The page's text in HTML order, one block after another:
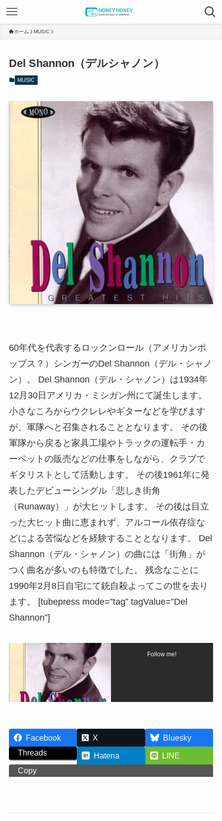
ホーム MUSIC
Del Shannon（デルシャノン）
MUSIC
60年代を代表するロックンロール（アメリカンポ
ップス？）シンガーのDel Shannon（デル・シャノ
ン）。 Del Shannon（デル・シャノン）は1934年
12月30日アメリカ・ミシガン州にて誕生します。
小さなころからウクレレやギターなどを学びます
が、軍隊へと召集されることとなります。 その後
軍隊から戻ると家具工場やトラックの運転手・カ
ーペットの販売などの仕事をしながら、クラブで
ギタリストとして活動します。 その後1961年に発
表したデビューシングル「悲しき街角
（Runaway）」が大ヒットします。 その後は目立
った大ヒット曲に恵まれず、アルコール依存症な
どによる苦悩などを経験することとなります。 Del
Shannon（デル・シャノン）の曲には「街角」が
つく曲名が多いのも特徴でした。 残念なことに
1990年2月8日自宅にて銃自殺よってこの世を去り
ます。 [tubepress mode=”tag” tagValue=”Del
Shannon”]
Follow me!
Facebook X
Bluesky
Threads
Hatena
LINE
Copy